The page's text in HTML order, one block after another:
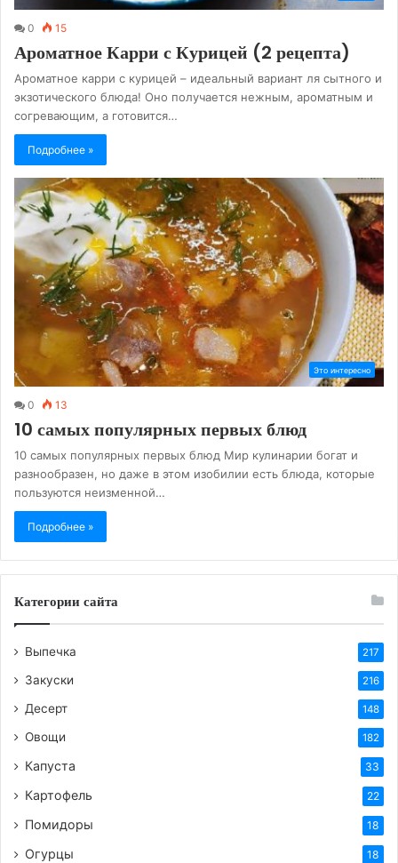
0 15
Ароматное Карри с Курицей (2 рецепта)
Ароматное карри с курицей – идеальный вариант ля сытного и
экзотического блюда! Оно получается нежным, ароматным и
согревающим, а готовится…
Подробнее »
Это интересно
0 13
10 самых популярных первых блюд
10 самых популярных первых блюд Мир кулинарии богат и
разнообразен, но даже в этом изобилии есть блюда, которые
пользуются неизменной…
Подробнее »
Категории сайта
Выпечка 217
Закуски 216
Десерт 148
Овощи 182
Капуста 33
Картофель 22
Помидоры 18
Огурцы 18